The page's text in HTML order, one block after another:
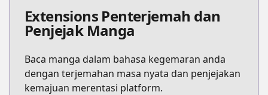
Extensions Penterjemah dan
Penjejak Manga
Baca manga dalam bahasa kegemaran anda
dengan terjemahan masa nyata dan penjejakan
kemajuan merentasi platform.